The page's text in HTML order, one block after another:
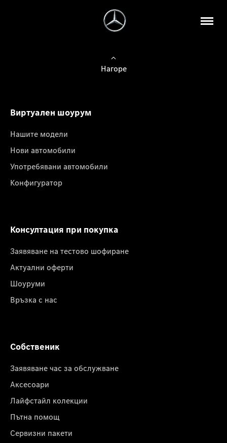
Нагоре
Виртуален шоурум
Нашите модели
Нови автомобили
Употребявани автомобили
Конфигуратор
Консултация при покупка
Заявяване на тестово шофиране
Актуални оферти
Шоуруми
Връзка с нас
Собственик
Заявяване час за обслужване
Аксесоари
Лайфстайл колекции
Пътна помощ
Сервизни пакети